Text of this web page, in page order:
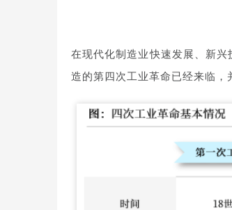
在现代化制造业快速发展、新
造的第四次工业革命已经来临，